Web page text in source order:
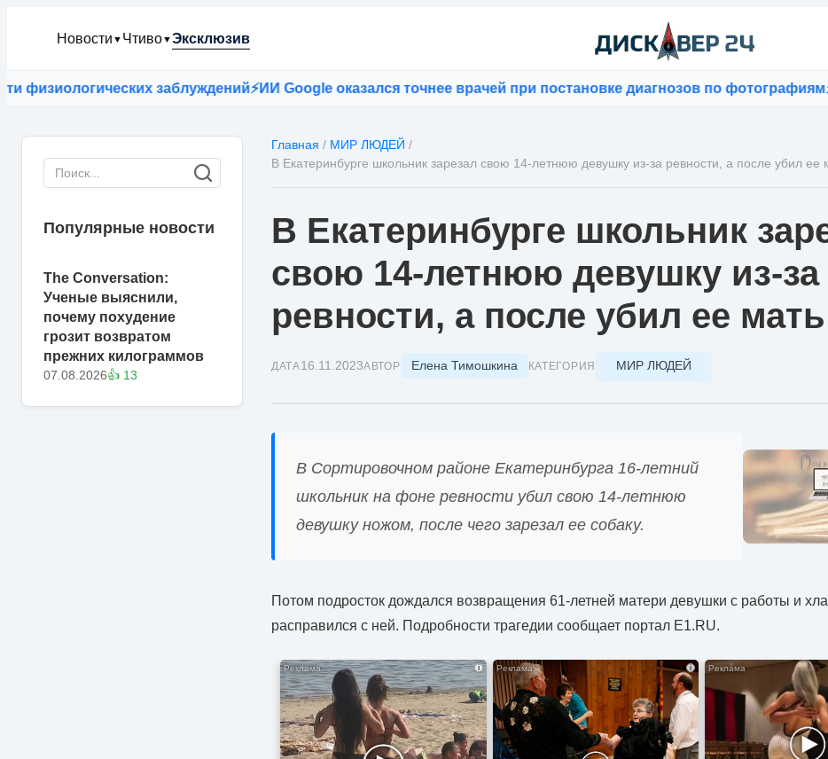
Новости ▼ Чтиво▼Эксклюзив
заблуждений⚡ИИ Google оказался точнее врачей при постановке диагнозов по фотографиям⚡
Популярные новости
The Conversation:
Ученые выяснили,
почему похудение
грозит возвратом
прежних килограммов
07.08.2026👍 13
Главная / МИР ЛЮДЕЙ /
В Екатеринбурге школьник зарезал свою 14-летнюю девушку из-за ревности, а после убил ее
В Екатеринбурге школьник
свою 14-летнюю девушку из-за
ревности, а после убил ее мать
ДАТА16.11.2023АВТОР Елена Тимошкина КАТЕГОРИЯ МИР ЛЮДЕЙ
В Сортировочном районе Екатеринбурга 16-летний
школьник на фоне ревности убил свою 14-летнюю
девушку ножом, после чего зарезал ее собаку.
Потом подросток дождался возвращения 61-летней матери девушки с работы и
расправился с ней. Подробности трагедии сообщает портал E1.RU.
i i